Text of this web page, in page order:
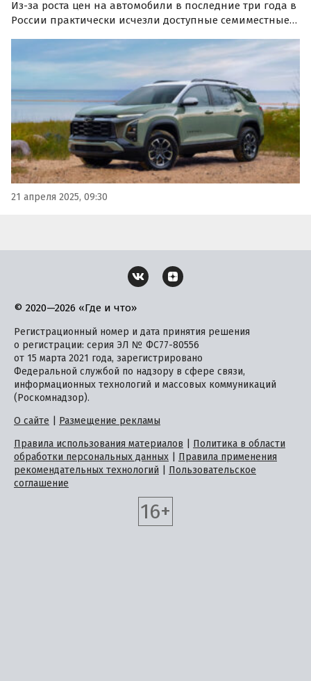
Из-за роста цен на автомобили в последние три года в
России практически исчезли доступные семиместные
благодаря параллельному импорту россияне вновь
могут приобрести Chevrolet Equinox.
21 апреля 2025, 09:30
© 2020—2026 «Где и что»
Регистрационный номер и дата принятия решения
о регистрации: серия ЭЛ № ФС77-80556
от 15 марта 2021 года, зарегистрировано
Федеральной службой по надзору в сфере связи,
информационных технологий и массовых коммуникаций
(Роскомнадзор).
О сайте
Размещение рекламы
Правила использования материалов
Политика в области
обработки персональных данных
Правила применения
рекомендательных технологий
Пользовательское
соглашение
16+